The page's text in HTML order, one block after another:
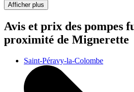
Afficher plus
Avis et prix des pompes
proximité de Mignerette
Saint-Péravy-la-Colombe